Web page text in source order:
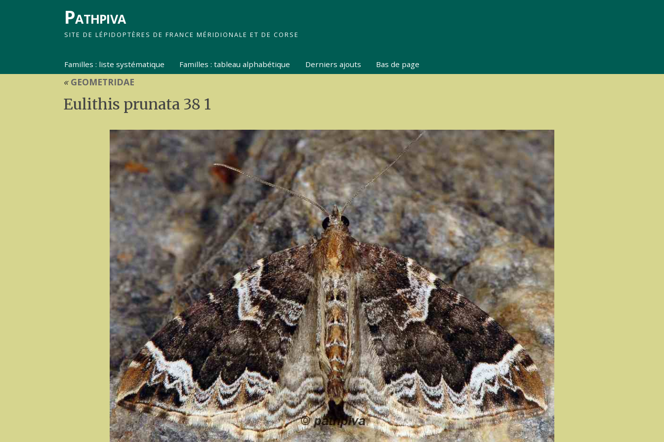
Pathpiva
SITE DE LÉPIDOPTÈRES DE FRANCE MÉRIDIONALE ET DE CORSE
Familles : liste systématique Familles : tableau alphabétique Derniers ajouts Bas de page
«GEOMETRIDAE
Eulithis prunata 38 1